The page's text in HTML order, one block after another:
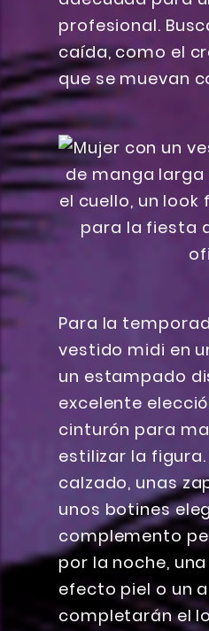
profesional.
caída, como el
que se muevan
Para la
vestido midi en
un estampado
excelente
cinturón para
estilizar la
calzado, unas
unos botines
complemento
por la noche,
efecto piel o un
completarán el